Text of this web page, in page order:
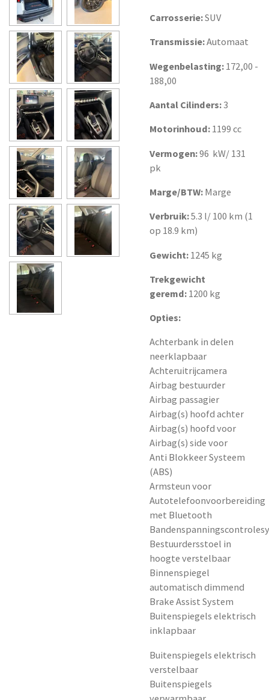
Carrosserie:SUV
Transmissie:Automaat
Wegenbelasting: 172,00 -
188,00
Aantal Cilinders:3
Motorinhoud: 1199 cc
Vermogen:96 kW/ 131
pk
Marge/BTW: Marge
Verbruik:5.3 l/ 100 km (1
op 18.9 km)
Gewicht: 1245 kg
Trekgewicht
geremd: 1200 kg
Opties:
Achterbank in delen
neerklapbaar
Achteruitrijcamera
Airbag bestuurder
Airbag passagier
Airbag(s) hoofd achter
Airbag(s) hoofd voor
Airbag(s) side voor
Anti Blokkeer Systeem
(ABS)
Armsteun voor
Autotelefoonvoorbereiding
met Bluetooth
Bestuurdersstoel in
hoogte verstelbaar
Binnenspiegel
automatisch dimmend
Brake Assist System
Buitenspiegels elektrisch
inklapbaar
Buitenspiegels elektrisch
verstelbaar
Buitenspiegels